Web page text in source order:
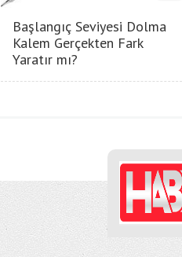
Başlangıç Seviyesi Dolma
Kalem Gerçekten Fark
Yaratır mı?